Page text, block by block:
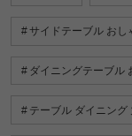
サイドテーブル おし
ダイニングテーブル
テーブル ダイニング